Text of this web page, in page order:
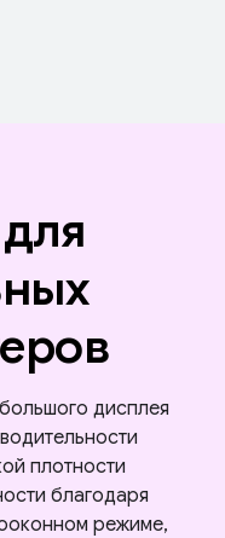
дисплея
плотности
благодаря
режиме,